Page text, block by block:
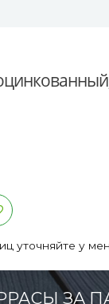
уточняйте у
ЗА